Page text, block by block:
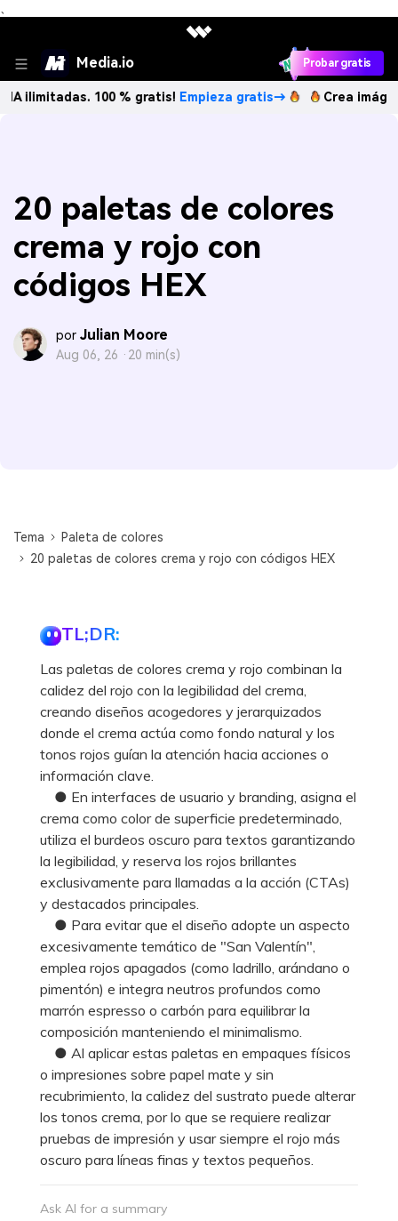
、
Media.io Probar gratis
100 % gratis!Empieza gratis→ Crea imágenes IA
20 paletas de colores
crema y rojo con
códigos HEX
por Julian Moore
Aug 06, 26 · 20 min(s)
Tema
Paleta de colores
20 paletas de colores crema y rojo con códigos HEX
TL;DR:
Las paletas de colores crema y rojo combinan la
calidez del rojo con la legibilidad del crema,
creando diseños acogedores y jerarquizados
donde el crema actúa como fondo natural y los
tonos rojos guían la atención hacia acciones o
información clave.
● En interfaces de usuario y branding, asigna el
crema como color de superficie predeterminado,
utiliza el burdeos oscuro para textos garantizando
la legibilidad, y reserva los rojos brillantes
exclusivamente para llamadas a la acción (CTAs)
y destacados principales.
● Para evitar que el diseño adopte un aspecto
excesivamente temático de "San Valentín",
emplea rojos apagados (como ladrillo, arándano o
pimentón) e integra neutros profundos como
marrón espresso o carbón para equilibrar la
composición manteniendo el minimalismo.
● Al aplicar estas paletas en empaques físicos
o impresiones sobre papel mate y sin
recubrimiento, la calidez del sustrato puede alterar
los tonos crema, por lo que se requiere realizar
pruebas de impresión y usar siempre el rojo más
oscuro para líneas finas y textos pequeños.
Ask AI for a summary